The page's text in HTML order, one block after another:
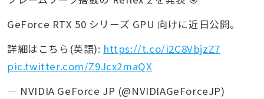
GeForce RTX 50 シリーズ GPU 向けに近日公開。
詳細はこちら(英語): https://t.co/i2C8VbjzZ7
pic.twitter.com/Z9Jcx2maQX
— NVIDIA GeForce JP (@NVIDIAGeForceJP)
検索